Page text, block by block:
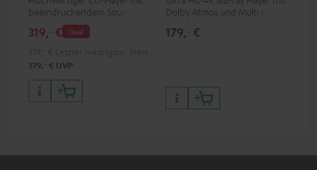
beeindruckendem Sound und
wertiger Verarbeitung
Deal
319,‐ €
379, ‐ € UVP
Dolby Atmos und Multi HDR-
HDR10+ für eine überragende
179,‐ €